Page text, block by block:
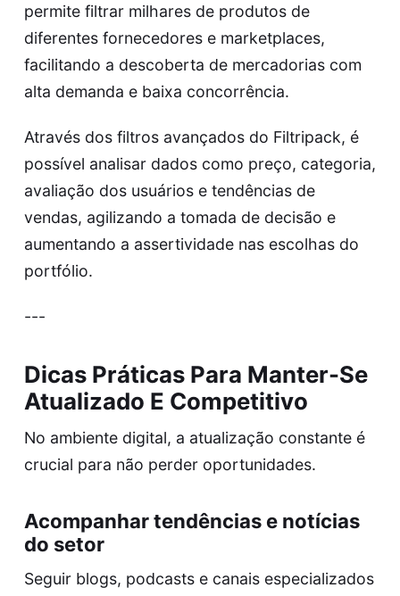
permite filtrar milhares de produtos de
diferentes fornecedores e marketplaces,
facilitando a descoberta de mercadorias com
alta demanda e baixa concorrência.
Através dos filtros avançados do Filtripack, é
possível analisar dados como preço, categoria,
avaliação dos usuários e tendências de
vendas, agilizando a tomada de decisão e
aumentando a assertividade nas escolhas do
portfólio.
---
Dicas Práticas Para Manter-Se
Atualizado E Competitivo
No ambiente digital, a atualização constante é
crucial para não perder oportunidades.
Acompanhar tendências e notícias
do setor
Seguir blogs, podcasts e canais especializados